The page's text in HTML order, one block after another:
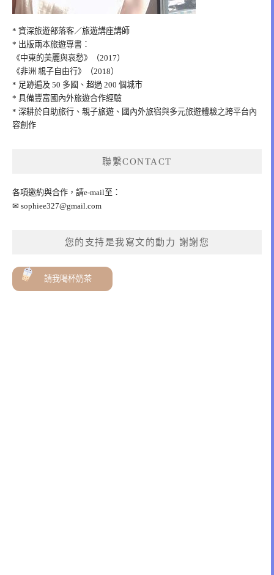
* 資深旅遊部落客／旅遊講座講師
* 出版兩本旅遊專書：
《中東的美麗與哀愁》（2017）
《非洲 親子自由行》（2018）
* 足跡遍及 50 多國、超過 200 個城市
* 具備豐富國內外旅遊合作經驗
* 深耕於自助旅行、親子旅遊、國內外旅宿與多元旅遊體驗之跨平台內
容創作
聯繫CONTACT
各項邀約與合作，請e-mail至：
✉ sophiee327@gmail.com
您的支持是我寫文的動力 謝謝您
請我喝杯奶茶